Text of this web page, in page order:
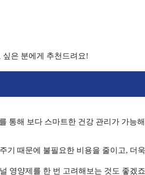
은 분에게 추천드려요!
를 통해 보다 스마트한 건강 관리가 가능
기 때문에 불필요한 비용을 줄이고, 더
영양제를 한 번 고려해보는 것도 좋겠